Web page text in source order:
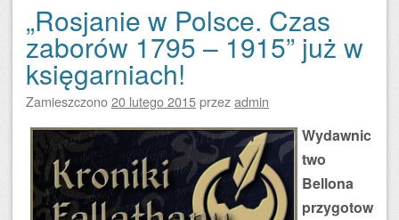
„Rosjanie w Polsce. Czas
zaborów 1795 – 1915” już w
księgarniach!
Zamieszczono20 lutego 2015przezadmin
Wydawnic
two
Bellona
przygotow